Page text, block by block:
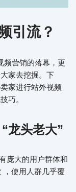
引流？
频营销的落幕，更
家去挖掘。下
家进行站外视频
巧。
龙头老大”
庞大的用户群体和
，使用人群几乎覆